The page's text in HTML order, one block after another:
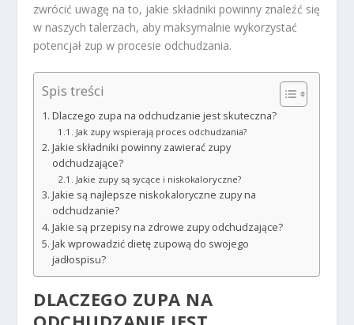
zwrócić uwagę na to, jakie składniki powinny znaleźć się
w naszych talerzach, aby maksymalnie wykorzystać
potencjał zup w procesie odchudzania.
Spis treści
Dlaczego zupa na odchudzanie jest skuteczna?
Jak zupy wspierają proces odchudzania?
Jakie składniki powinny zawierać zupy
odchudzające?
Jakie zupy są sycące i niskokaloryczne?
Jakie są najlepsze niskokaloryczne zupy na
odchudzanie?
Jakie są przepisy na zdrowe zupy odchudzające?
Jak wprowadzić dietę zupową do swojego
jadłospisu?
DLACZEGO ZUPA NA